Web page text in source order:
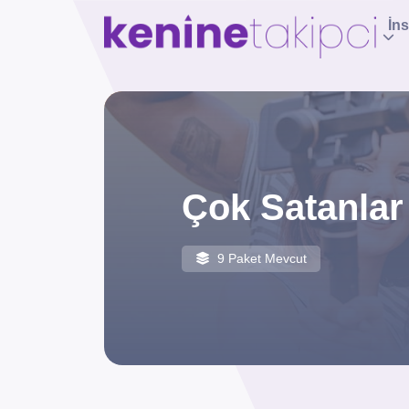
Çok Satanlar
9 Paket Mevcut